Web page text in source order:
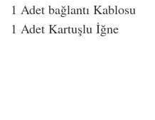
1 Adet bağlantı Kablosu
1 Adet Kartuşlu İğne